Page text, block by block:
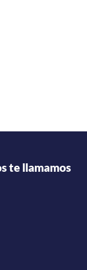
te llamamos